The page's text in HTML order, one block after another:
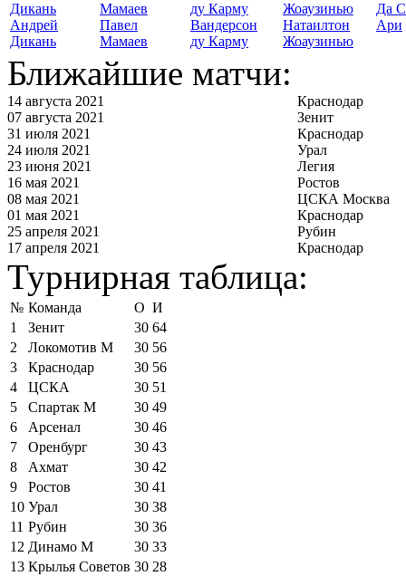
Андрей
Дикань
Павел
Мамаев
Вандерсон
ду Карму
Натаилтон
Жоаузинью
Да
Ари
Ближайшие матчи:
14 августа 2021
Краснодар
07 августа 2021
Зенит
31 июля 2021
Краснодар
24 июля 2021
Урал
23 июня 2021
Легия
16 мая 2021
Ростов
08 мая 2021
ЦСКА Москва
01 мая 2021
Краснодар
25 апреля 2021
Рубин
17 апреля 2021
Краснодар
Турнирная таблица:
№ Команда О И
1
Зенит 30 64
2
Локомотив М 30 56
3
Краснодар 30 56
4
ЦСКА 30 51
5
Спартак М 30 49
6
Арсенал 30 46
7
Оренбург 30 43
8
Ахмат 30 42
9
Ростов 30 41
10 Урал 30 38
11 Рубин 30 36
12 Динамо М 30 33
13 Крылья Советов 30 28